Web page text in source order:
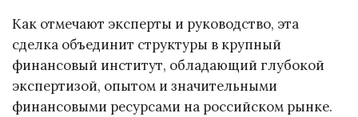
Как отмечают эксперты и руководство, эта
сделка объединит структуры в крупный
финансовый институт, обладающий глубокой
экспертизой, опытом и значительными
финансовыми ресурсами на российском рынке.